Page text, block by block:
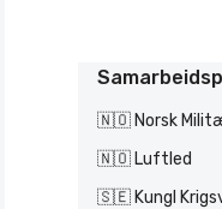
🇳🇴 Norsk
🇳🇴 Luftled
🇸🇪 Kungl